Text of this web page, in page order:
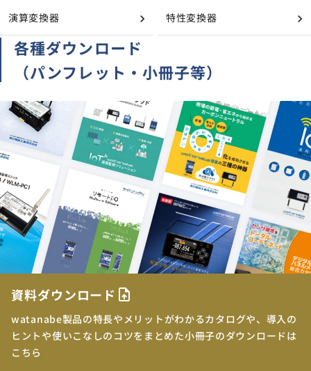
演算変換器 特性変換器
各種ダウンロード
（パンフレット・小冊子等）
資料ダウンロード upload_file
watanabe製品の特長やメリットがわかるカタログや、導入の
ヒントや使いこなしのコツをまとめた小冊子のダウンロードは
こちら